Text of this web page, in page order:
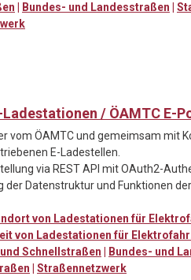
| Bundes- und Landesstraßen |
Ladestationen / ÖAMTC E-
vom ÖAMTC und gemeimsam mit
E-Ladestellen.
via REST API mit OAuth2-
der Datenstruktur und Funktionen
von Ladestationen für
von Ladestationen für
Schnellstraßen | Bundes- und
| Straßennetzwerk